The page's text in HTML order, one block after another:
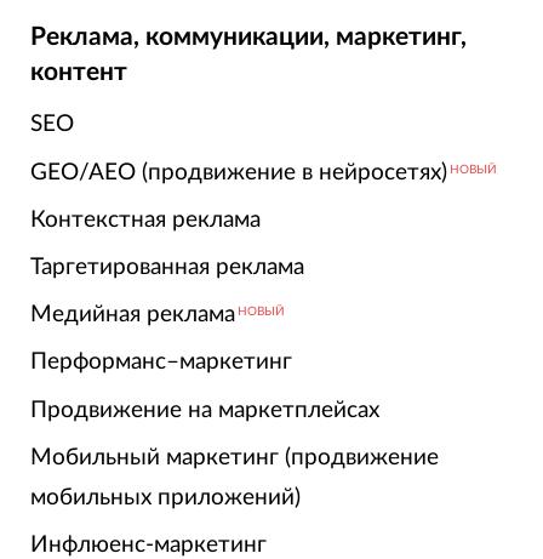
Реклама, коммуникации, маркетинг,
контент
SEO
GEO/AEO (продвижение в нейросетях) НОВЫЙ
Контекстная реклама
Таргетированная реклама
Медийная реклама НОВЫЙ
Перформанс–маркетинг
Продвижение на маркетплейсах
Мобильный маркетинг (продвижение
мобильных приложений)
Инфлюенс-маркетинг